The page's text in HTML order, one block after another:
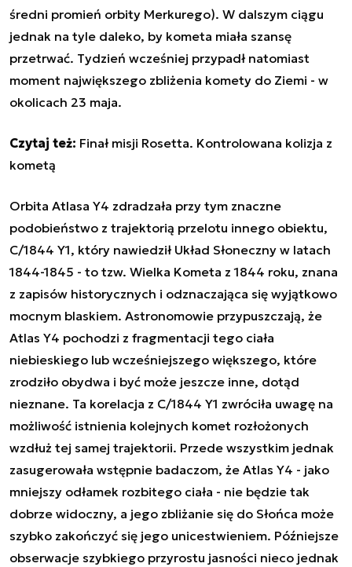
średni promień orbity Merkurego). W dalszym ciągu
jednak na tyle daleko, by kometa miała szansę
przetrwać. Tydzień wcześniej przypadł natomiast
moment największego zbliżenia komety do Ziemi - w
okolicach 23 maja.
Czytaj też: Finał misji Rosetta. Kontrolowana kolizja z
kometą
Orbita Atlasa Y4 zdradzała przy tym znaczne
podobieństwo z trajektorią przelotu innego obiektu,
C/1844 Y1, który nawiedził Układ Słoneczny w latach
1844-1845 - to tzw. Wielka Kometa z 1844 roku, znana
z zapisów historycznych i odznaczająca się wyjątkowo
mocnym blaskiem. Astronomowie przypuszczają, że
Atlas Y4 pochodzi z fragmentacji tego ciała
niebieskiego lub wcześniejszego większego, które
zrodziło obydwa i być może jeszcze inne, dotąd
nieznane. Ta korelacja z C/1844 Y1 zwróciła uwagę na
możliwość istnienia kolejnych komet rozłożonych
wzdłuż tej samej trajektorii. Przede wszystkim jednak
zasugerowała wstępnie badaczom, że Atlas Y4 - jako
mniejszy odłamek rozbitego ciała - nie będzie tak
dobrze widoczny, a jego zbliżanie się do Słońca może
szybko zakończyć się jego unicestwieniem. Późniejsze
obserwacje szybkiego przyrostu jasności nieco jednak